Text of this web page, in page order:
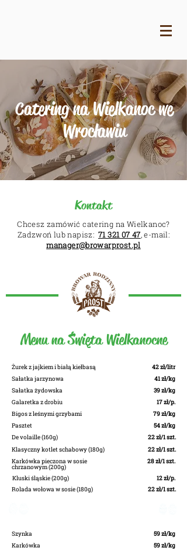
Catering na Wielkanoc we
Wrocławiu
Kontakt
Chcesz zamówić catering na Wielkanoc?
Zadzwoń lub napisz: 71 321 07 47, e-mail:
manager@browarprost.pl
Menu na Święta Wielkanocne
Żurek z jajkiem i białą kiełbasą
42 zł/litr
Sałatka jarzynowa
41 zł/kg
Sałatka żydowska
39 zł/kg
Galaretka z drobiu
17 zł/p.
Bigos z leśnymi grzybami
79 zł/kg
Pasztet
54 zł/kg
De volaille (160g)
22 zł/1 szt.
Klasyczny kotlet schabowy (180g)
Karkówka pieczona w sosie
chrzanowym (200g)
Kluski śląskie (200g)
Rolada wołowa w sosie (180g)
22 zł/1 szt.
28 zł/1 szt.
12 zł/p.
22 zł/1 szt.
Szynka
59 zł/kg
Karkówka
59 zł/kg